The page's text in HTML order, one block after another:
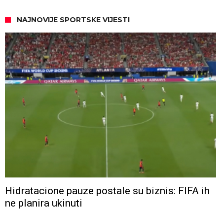
NAJNOVIJE SPORTSKE VIJESTI
Hidratacione pauze postale su biznis: FIFA ih
ne planira ukinuti